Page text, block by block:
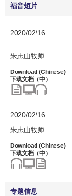
福音短片
2020/02/16
朱志山牧师
2020/02/16
朱志山牧师
专题信息